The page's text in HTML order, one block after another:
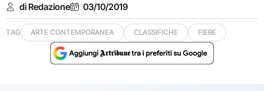
di Redazione 03/10/2019
TAG ARTE CONTEMPORANEA CLASSIFICHE FIERE